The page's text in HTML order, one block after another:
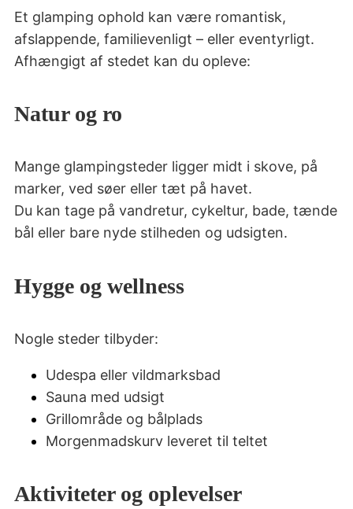
Et glamping ophold kan være romantisk,
afslappende, familievenligt – eller eventyrligt.
Afhængigt af stedet kan du opleve:
Natur og ro
Mange glampingsteder ligger midt i skove, på
marker, ved søer eller tæt på havet.
Du kan tage på vandretur, cykeltur, bade, tænde
bål eller bare nyde stilheden og udsigten.
Hygge og wellness
Nogle steder tilbyder:
Udespa eller vildmarksbad
Sauna med udsigt
Grillområde og bålplads
Morgenmadskurv leveret til teltet
Aktiviteter og oplevelser